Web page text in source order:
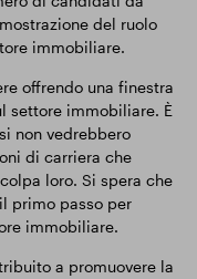
del ruolo
immobiliare.
offrendo una finestra
settore immobiliare. È
non vedrebbero
di carriera che
loro. Si spera che
primo passo per
immobiliare.
a promuovere la